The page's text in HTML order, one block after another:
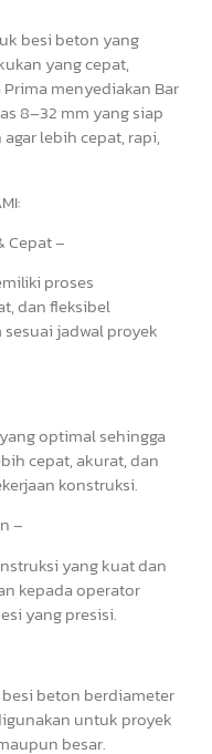
besi beton yang
yang cepat,
Prima menyediakan Bar
8–32 mm yang siap
lebih cepat, rapi,
Cepat –
proses
dan fleksibel
jadwal proyek
optimal sehingga
cepat, akurat, dan
konstruksi.
–
yang kuat dan
kepada operator
yang presisi.
beton berdiameter
untuk proyek
besar.